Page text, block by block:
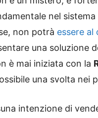
nel
non potrà essere
una soluzione
è mai iniziata con la
una svolta nei
intenzione di